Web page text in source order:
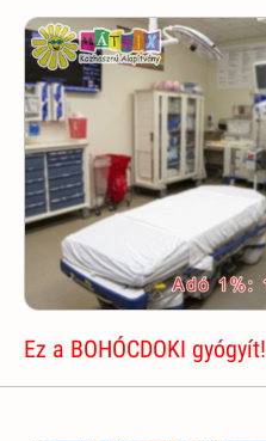
Ez a BOHÓCDOKI gyógyít!